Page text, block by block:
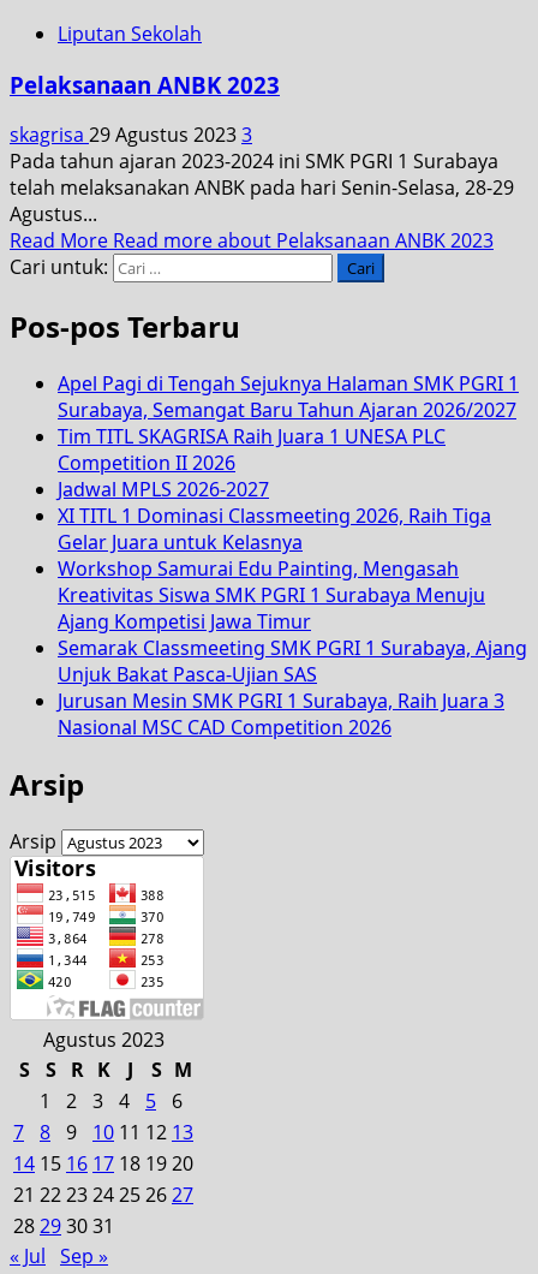
Liputan Sekolah
Pelaksanaan ANBK 2023
skagrisa 29 Agustus 20233
Pada tahun ajaran 2023-2024 ini SMK PGRI 1 Surabaya
telah melaksanakan ANBK pada hari Senin-Selasa, 28-29
Agustus...
Read More Read more about Pelaksanaan ANBK 2023
Cari untuk:
Pos-pos Terbaru
Apel Pagi di Tengah Sejuknya Halaman SMK PGRI 1
Surabaya, Semangat Baru Tahun Ajaran 2026/2027
Tim TITL SKAGRISA Raih Juara 1 UNESA PLC
Competition II 2026
Jadwal MPLS 2026-2027
XI TITL 1 Dominasi Classmeeting 2026, Raih Tiga
Gelar Juara untuk Kelasnya
Workshop Samurai Edu Painting, Mengasah
Kreativitas Siswa SMK PGRI 1 Surabaya Menuju
Ajang Kompetisi Jawa Timur
Semarak Classmeeting SMK PGRI 1 Surabaya, Ajang
Unjuk Bakat Pasca-Ujian SAS
Jurusan Mesin SMK PGRI 1 Surabaya, Raih Juara 3
Nasional MSC CAD Competition 2026
Arsip
Arsip
Agustus 2023
S
S R K J S M
1
2 3 4 5
6
7 8 9 10 11 12 13
14 15 16 17 18 1920
21 222324252627
28293031
« Jul Sep »